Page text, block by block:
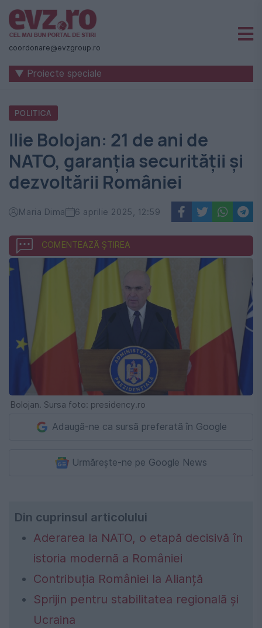
Știri
naționale
internaționale
România
Evenimentul
Zilei
coordonare@evzgroup.ro
▼ Proiecte speciale
POLITICA
Ilie Bolojan: 21 de ani de
NATO, garanția securității și
dezvoltării României
Maria Dima 6 aprilie 2025, 12:59
COMENTEAZĂ ȘTIREA
Bolojan. Sursa foto: presidency.ro
Adaugă-ne ca sursă preferată în Google
Urmărește-ne pe Google News
Din cuprinsul articolului
Aderarea la NATO, o etapă decisivă în
istoria modernă a României
Contribuția României la Alianță
Sprijin pentru stabilitatea regională și
Ucraina